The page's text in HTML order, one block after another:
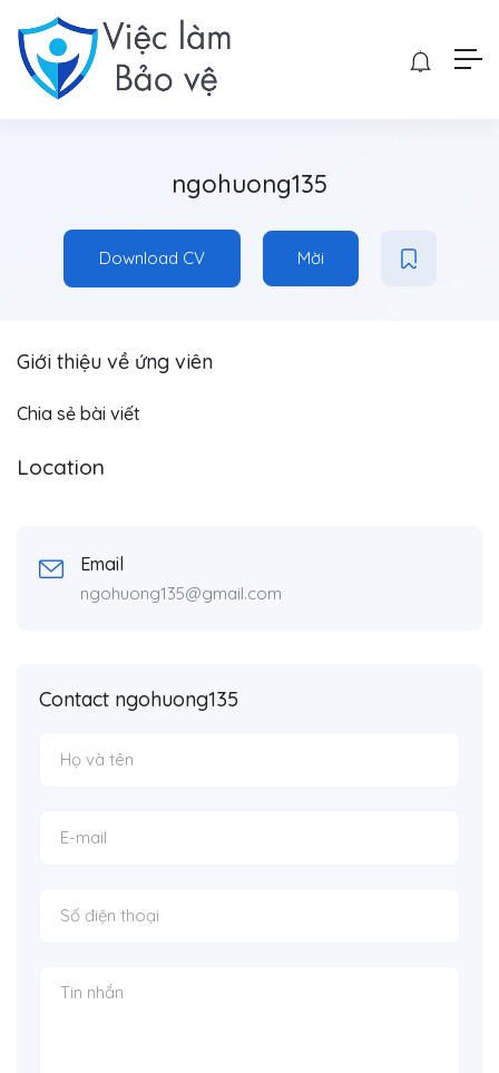
ngohuong135
Download CV Mời
Giới thiệu về ứng viên
Chia sẻ bài viết
Location
Email
ngohuong135@gmail.com
Contact ngohuong135